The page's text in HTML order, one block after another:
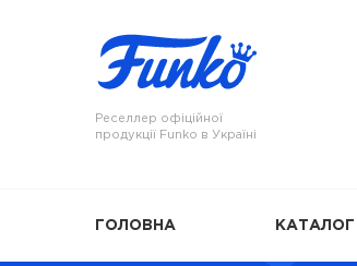
Реселлер офіційної
продукції Funko в Україні
ГОЛОВНА КАТАЛОГ